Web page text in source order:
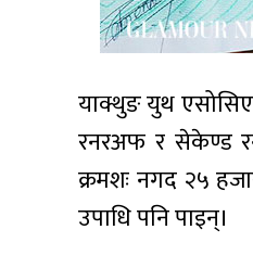
याक्थुङ युथ
रनरअफ र सेकेण्ड
क्रमशः नगद २५
उपाधि पनि पाइन्।